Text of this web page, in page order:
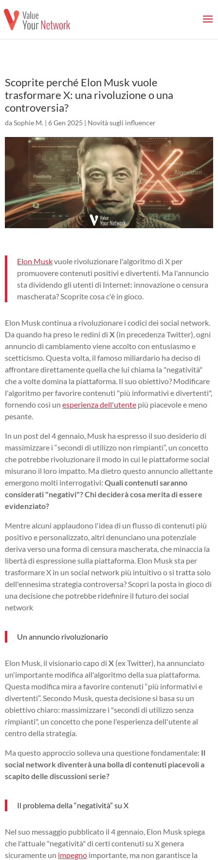
Scoprite perché Elon Musk vuole
trasformare X: una rivoluzione o una
controversia?
daSophie M. | 6 Gen 2025 | Novità sugli influencer
Elon Muskvuole rivoluzionare l'algoritmo di X per
promuovere contenuti positivi e divertenti. Ma l'annuncio
sta dividendo gli utenti di Internet: innovazione o censura
mascherata? Scoprite cosa c'è in gioco.
Elon Musk continua a rivoluzionare i codici dei social network.
Da quando ha preso le redini di X (in precedenza Twitter), ogni
annuncio di cambiamento viene accolto con entusiasmo e
scetticismo. Questa volta, il famoso miliardario ha deciso di
affrontare direttamente quella che lui chiama la "negatività"
che a volte domina la piattaforma. Il suo obiettivo? Modificare
l'algoritmo per favorire contenuti "più informativi e divertenti",
fornendo così un esperienza dell'utente più piacevole e meno
pesante.
In un post del 4 gennaio, Musk ha espresso il suo desiderio di
massimizzare i “secondi di utilizzo non rimpianti”, un concetto
che potrebbe rivoluzionare il modo in cui le piattaforme social
misurano il loro impatto. Ma dietro questo annuncio allettante
emergono molti interrogativi: Quali contenuti saranno
considerati "negativi"? Chi deciderà cosa merita di essere
evidenziato?
Mentre alcuni applaudono l'idea di un flusso di contenuti più
positivo e personalizzato, altri denunciano una potenziale
deriva verso una forma di censura mascherata, che minaccia la
libertà di espressione sulla piattaforma. Elon Musk sta per
trasformare X in un social network più intuitivo o si tratta solo
dell'ennesima strategia controversa? Scopri la posta in gioco di
una decisione che potrebbe ridefinire il futuro dei social
network
Un annuncio rivoluzionario
Elon Musk, il visionario capo di X (ex Twitter), ha annunciato
un'importante modifica all'algoritmo della sua piattaforma.
Questa modifica mira a favorire contenuti “più informativi e
divertenti”. Secondo Musk, questa decisione si basa su un
obiettivo chiaro: massimizzare i "secondi di utilizzo senza
rimpianti", un concetto che pone l'esperienza dell'utente al
centro della strategia.
Ma questo approccio solleva una questione fondamentale: Il
social network diventerà una bolla di contenuti piacevoli a
scapito delle discussioni serie?
Il problema della “negatività” su X
Nel suo messaggio pubblicato il 4 gennaio, Elon Musk spiega
che l'attuale "negatività" di certi contenuti su X genera
sicuramente un impegno importante, ma non garantisce la